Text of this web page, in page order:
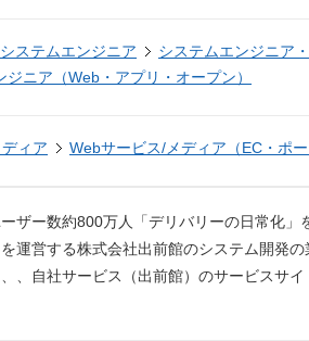
ステムエンジニア
システムエンジニア
ジニア（Web・アプリ・オープン）
ィア Webサービス/メディア（EC・ポー
ザー数約800万人「デリバリーの日常化」
運営する株式会社出前館のシステム開発の
、自社サービス（出前館）のサービスサ